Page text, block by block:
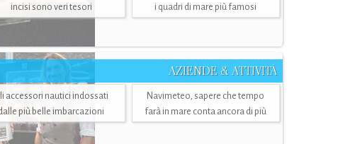
incisi sono veri tesori
i quadri di mare più famosi
AZIENDE & ATTIVITÀ
accessori nautici indossati
più belle imbarcazioni
Navimeteo, sapere che tempo
farà in mare conta ancora di più